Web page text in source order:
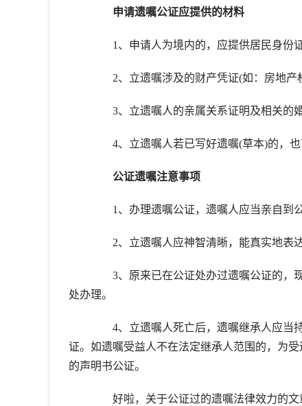
申请遗嘱公证应提供的材料
1、申请人为境内的，应提供居民身份
2、立遗嘱涉及的财产凭证(如：房地产
3、立遗嘱人的亲属关系证明及相关的
4、立遗嘱人若已写好遗嘱(草本)的，也
公证遗嘱注意事项
1、办理遗嘱公证，遗嘱人应当亲自到公
2、立遗嘱人应神智清晰，能真实地表达
3、原来已在公证处办过遗嘱公证的，现
处办理。
4、立遗嘱人死亡后，遗嘱继承人应当持
证。如遗嘱受益人不在法定继承人范围的，为
的声明书公证。
好啦，关于公证过的遗嘱法律效力的文